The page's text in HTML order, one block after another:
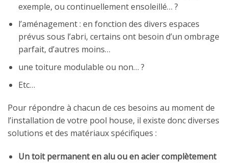
exemple, ou continuellement ensoleillé… ?
l’aménagement : en fonction des divers espaces
prévus sous l’abri, certains ont besoin d’un ombrage
parfait, d’autres moins…
une toiture modulable ou non… ?
Etc…
Pour répondre à chacun de ces besoins au moment de
l’installation de votre pool house, il existe donc diverses
solutions et des matériaux spécifiques :
Un toit permanent en alu ou en acier complètement